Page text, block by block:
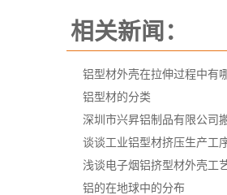
相关新闻：
铝型材外壳在拉伸过程中有
铝型材的分类
深圳市兴昇铝制品有限公司
谈谈工业铝型材挤压生产工
浅谈电子烟铝挤型材外壳工
铝的在地球中的分布